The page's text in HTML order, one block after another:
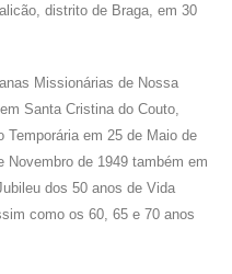
distrito de Braga, em 30
Missionárias de Nossa
Santa Cristina do Couto,
em 25 de Maio de
Novembro de 1949 também em
dos 50 anos de Vida
como os 60, 65 e 70 anos